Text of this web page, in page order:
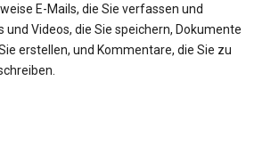
E-Mails, die Sie verfassen und
und Videos, die Sie speichern, Dokumente
erstellen, und Kommentare, die Sie zu